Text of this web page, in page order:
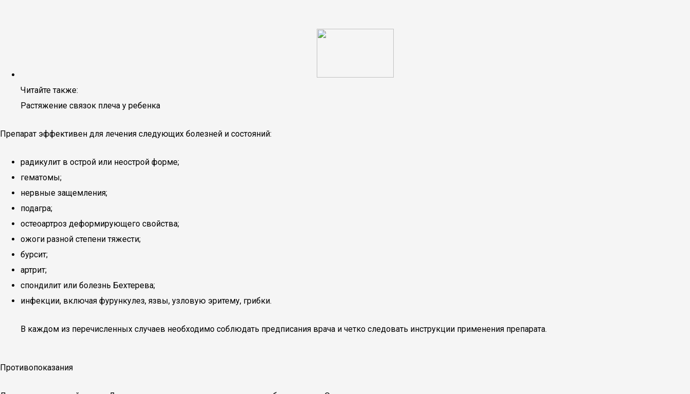
Читайте также:
Растяжение связок плеча у ребенка
Препарат эффективен для лечения следующих болезней и состояний:
радикулит в острой или неострой форме;
гематомы;
нервные защемления;
подагра;
остеоартроз деформирующего свойства;
ожоги разной степени тяжести;
бурсит;
артрит;
спондилит или болезнь Бехтерева;
инфекции, включая фурункулез, язвы, узловую эритему, грибки.
В каждом из перечисленных случаев необходимо соблюдать предписания врача и четко следовать инструкции применения препарата.
Противопоказания